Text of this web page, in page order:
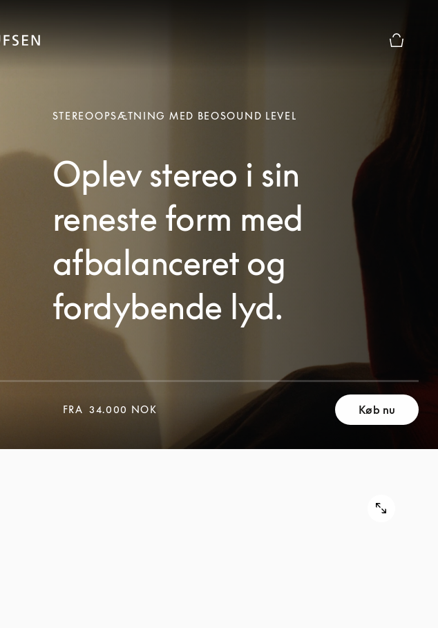
STEREOOPSÆTNING MED BEOSOUND LEVEL
Oplev stereo i sin
reneste form med
afbalanceret og
fordybende lyd.
FRA 34.000 NOK Køb nu